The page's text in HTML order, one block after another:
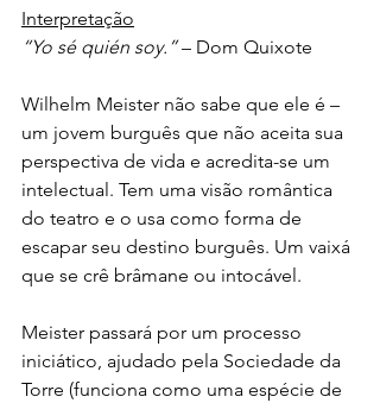
Interpretação
“Yo sé quién soy.” – Dom Quixote
Wilhelm Meister não sabe que ele é –
um jovem burguês que não aceita sua
perspectiva de vida e acredita-se um
intelectual. Tem uma visão romântica
do teatro e o usa como forma de
escapar seu destino burguês. Um vaixá
que se crê brâmane ou intocável.
Meister passará por um processo
iniciático, ajudado pela Sociedade da
Torre (funciona como uma espécie de